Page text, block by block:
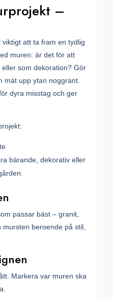
–
att ta fram en tydlig
muren: är det för att
som dekoration? Gör
mät upp ytan noggrant.
dyra misstag och ger
bärande, dekorativ eller
passar bäst – granit,
beroende på stil,
Markera var muren ska